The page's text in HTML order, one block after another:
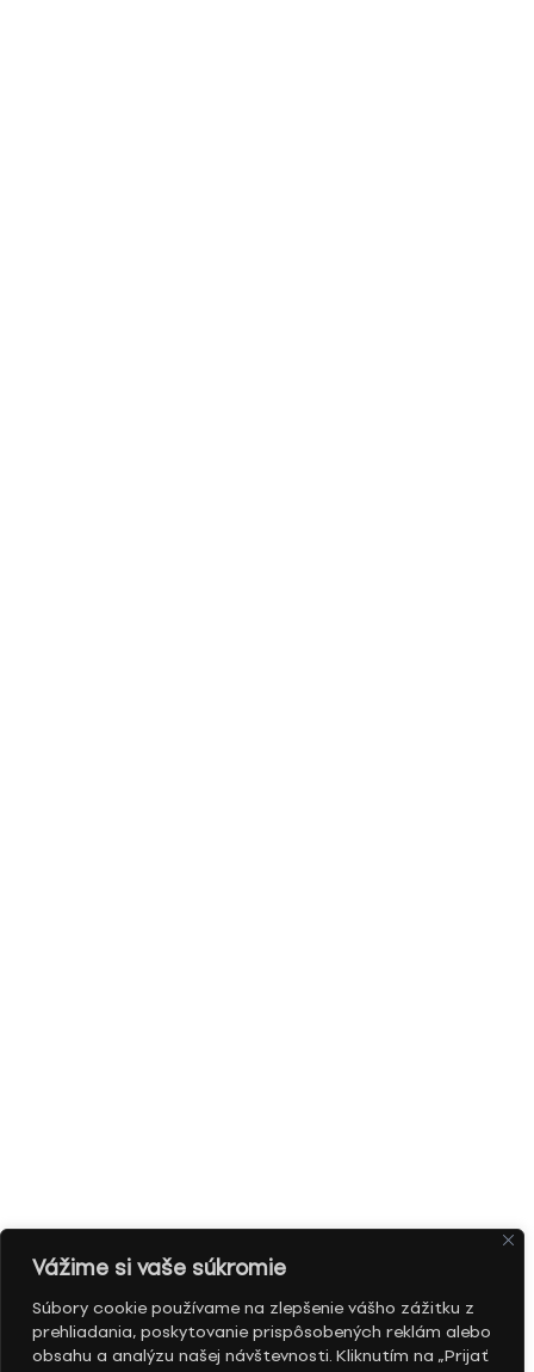
Vážime si vaše súkromie
Súbory cookie používame na zlepšenie vášho zážitku z
prehliadania, poskytovanie prispôsobených reklám alebo
obsahu a analýzu našej návštevnosti. Kliknutím na „Prijať